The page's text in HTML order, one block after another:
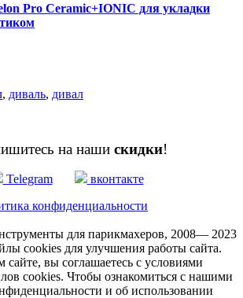
Pro Ceramic+IONIC для укладки
, диваль, дивал
на наши скидки!
Telegram
вконтакте
конфиденциальности
для парикмахеров, 2008— 2023
cookies для улучшения работы сайта.
сайте, вы соглашаетесь с условиями
cookies. Чтобы ознакомиться с нашими
и об использовании